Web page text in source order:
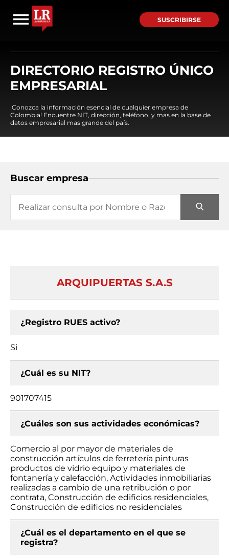
SUSCRIBIRSE
DIRECTORIO REGISTRO ÚNICO
EMPRESARIAL
¡Conozca la información esencial de cualquier empresa de
Colombia! Encuentre NIT, dirección, teléfono, y mas en la base de
datos empresarial mas grande del país.
Buscar empresa
ARQUIPUERTAS S.A.S
¿Registro RUES activo?
Si
¿Cuál es su NIT?
901707415
¿Cuáles son sus actividades económicas?
Comercio al por mayor de materiales de
construcción artículos de ferretería pinturas
productos de vidrio equipo y materiales de
fontanería y calefacción, Actividades inmobiliarias
realizadas a cambio de una retribución o por
contrata, Construcción de edificios residenciales,
Construcción de edificios no residenciales
¿Cuál es el departamento en el que se
registra?